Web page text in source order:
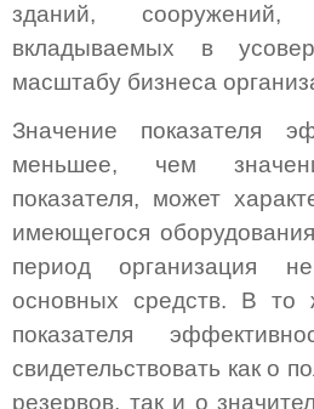
зданий, сооружений,
вкладываемых в
масштабу бизнеса
Значение показателя
меньшее, чем
показателя, может
имеющегося
период организация
основных средств. В то
показателя
свидетельствовать как о
резервов, так и о